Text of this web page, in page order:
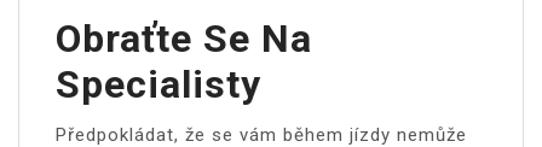
Obraťte Se Na
Specialisty
Předpokládat, že se vám během jízdy nemůže